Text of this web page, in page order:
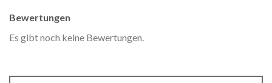
Bewertungen
Es gibt noch keine Bewertungen.